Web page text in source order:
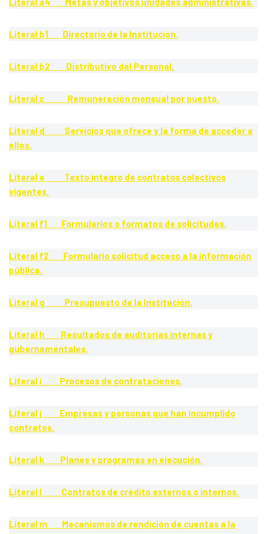
Literal b1 Directorio de la Institución.
Literal b2 Distributivo del Personal.
Literal c Remuneración mensual por puesto.
Literal d Servicios que ofrece y la forma de acceder a
ellos.
Literal e Texto íntegro de contratos colectivos
vigentes.
Literal f1 Formularios o formatos de solicitudes.
Literal f2 Formulario solicitud acceso a la información
pública.
Literal g Presupuesto de la Institución.
Literal h Resultados de auditorías internas y
gubernamentales.
Literal i Procesos de contrataciones.
Literal j Empresas y personas que han incumplido
contratos.
Literal k Planes y programas en ejecución.
Literal l Contratos de crédito externos o internos.
Literal m Mecanismos de rendición de cuentas a la